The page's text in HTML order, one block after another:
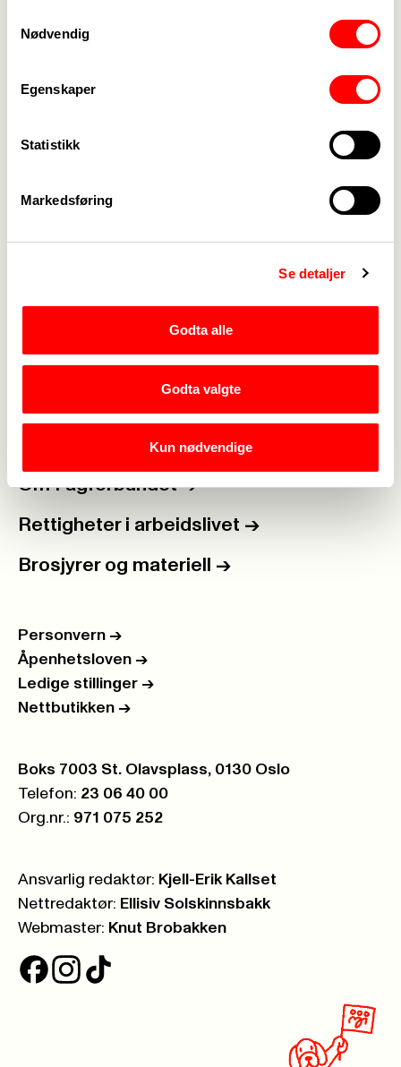
Nødvendig
Egenskaper
Statistikk
Markedsføring
Se detaljer
Godta alle
Godta valgte
Kun nødvendige
Referat etter
brannsjefen 29.1
Årsmøte torsdag
Kontakt oss ->
Om Fagforbundet ->
Rettigheter i arbeidslivet ->
Brosjyrer og materiell ->
Personvern ->
Åpenhetsloven ->
Ledige stillinger ->
Nettbutikken ->
Postboks:
Boks 7003 St. Olavsplass, 0130 Oslo
Telefon: 23 06 40 00
Org.nr.: 971 075 252
Ansvarlig redaktør: Kjell-Erik Kallset
Nettredaktør: Ellisiv Solskinnsbakk
Webmaster: Knut Brobakken